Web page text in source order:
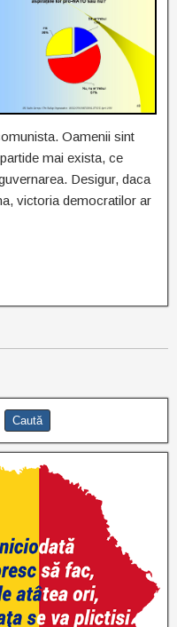
Oamenii sint
mai exista, ce
Desigur, daca
victoria democratilor ar